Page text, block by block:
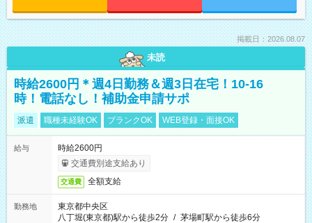
掲載日：2026.08.07
未読
時給2600円＊週4日勤務＆週3日在宅！10-16
時！電話なし！補助金申請サポ
派遣 職種未経験OK ブランクOK WEB登録・面接OK
給与
時給2600円
交通費別途支給あり
交通費 全額支給
勤務地
東京都中央区
八丁堀(東京都)駅から徒歩2分 / 茅場町駅から徒歩6分